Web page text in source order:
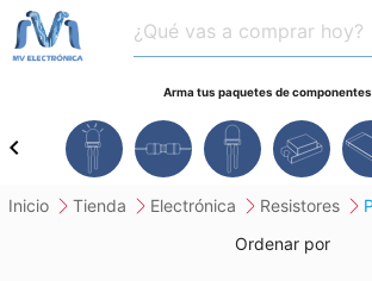
Arma tus paquetes de componentes
chevron_left
inicio tienda electrónica resistores
Ordenar por